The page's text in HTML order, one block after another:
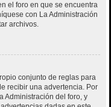
el foro en que se encuentra
con La Administración
archivos.
conjunto de reglas para
recibir una advertencia. Por
Administración del foro, y